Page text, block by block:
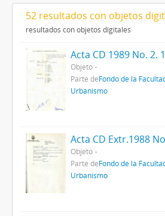
52 resultados con objetos
resultados con objetos digitales
Objeto
Parte deFondo de la
Urbanismo
Acta CD Extr.1988
Objeto
Parte deFondo de la
Urbanismo